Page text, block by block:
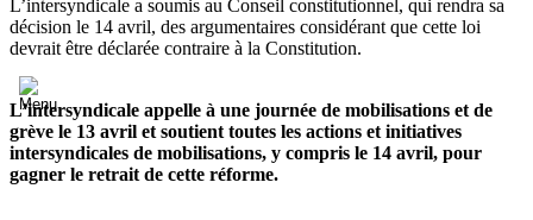
L’intersyndicale a soumis au Conseil constitutionnel, qui rendra sa
décision le 14 avril, des argumentaires considérant que cette loi
devrait être déclarée contraire à la Constitution.
L’intersyndicale appelle à une journée de mobilisations et de
grève le 13 avril et soutient toutes les actions et initiatives
intersyndicales de mobilisations, y compris le 14 avril, pour
gagner le retrait de cette réforme.